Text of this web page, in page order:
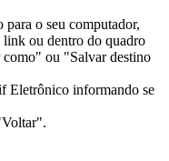
para o seu computador,
ou dentro do quadro
como" ou "Salvar destino
Eletrônico informando se